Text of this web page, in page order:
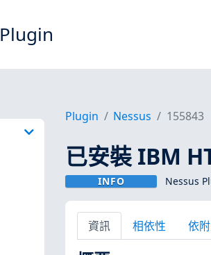
Plugin
Plugin Nessus 155843
已安裝 IBM
INFO Nessus
資訊 相依性 依